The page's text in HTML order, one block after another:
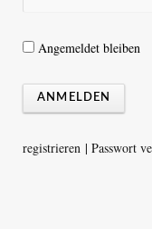
Angemeldet bleiben
registrieren | Passwort